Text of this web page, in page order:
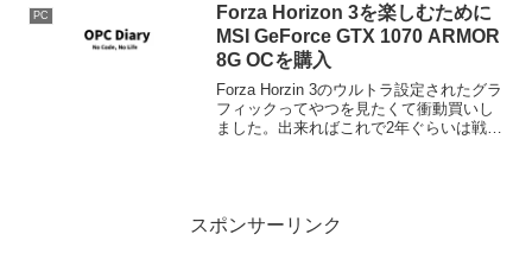
PC
Forza Horizon 3を楽しむために
MSI GeForce GTX 1070 ARMOR
8G OCを購入
Forza Horzin 3のウルトラ設定されたグラ
フィックってやつを見たくて衝動買いし
ました。出来ればこれで2年ぐらいは戦い
スポンサーリンク